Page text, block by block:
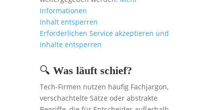
Informationen
Inhalt entsperren
Erforderlichen Service akzeptieren und
Inhalte entsperren
🔍 Was läuft schief?
Tech-Firmen nutzen häufig Fachjargon,
verschachtelte Sätze oder abstrakte